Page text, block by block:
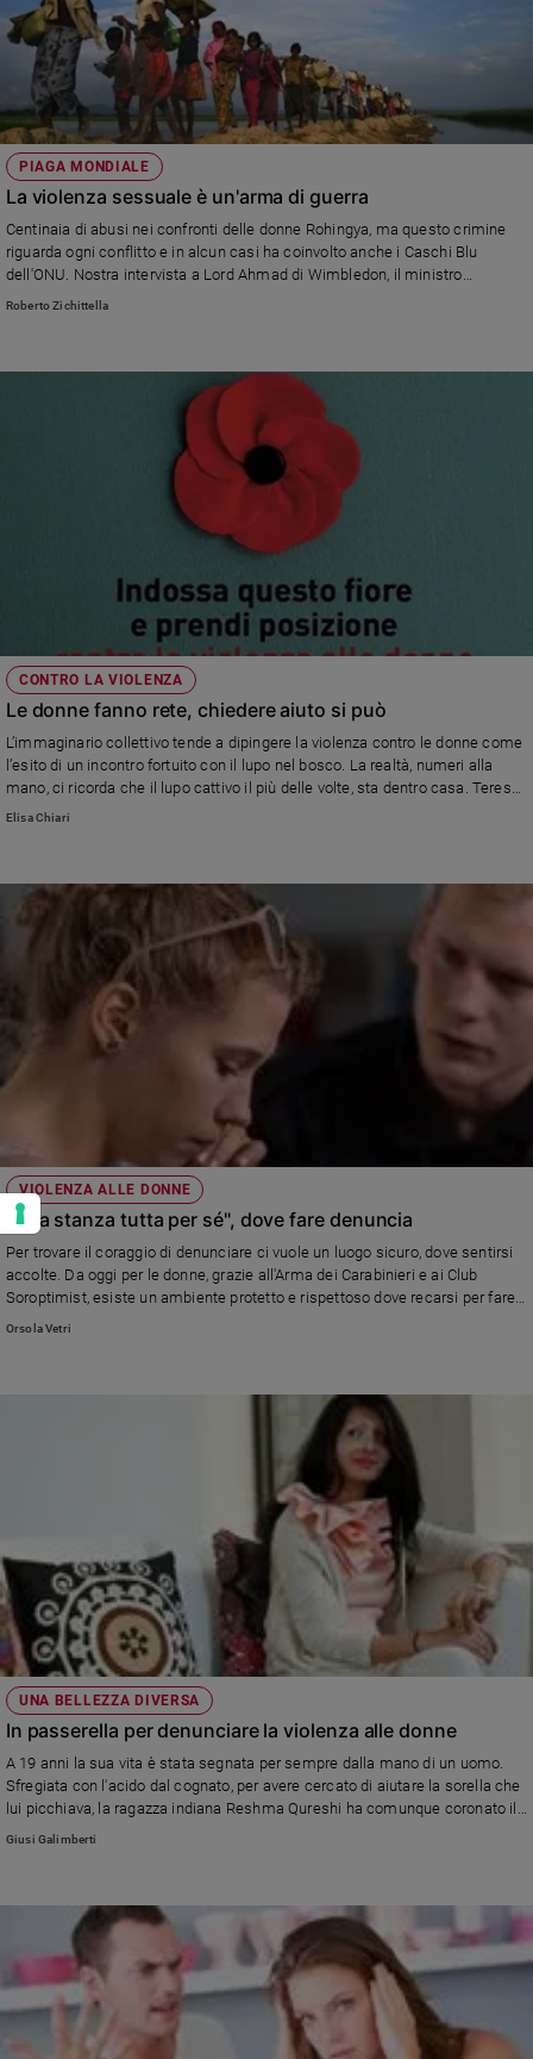
PIAGA MONDIALE
La violenza sessuale è un'arma di guerra
Centinaia di abusi nei confronti delle donne Rohingya, ma questo crimine
riguarda ogni conflitto e in alcun casi ha coinvolto anche i Caschi Blu
dell'ONU. Nostra intervista a Lord Ahmad di Wimbledon, il ministro
britannico incaricato di combattere questa piaga.
Roberto Zichittella
CONTRO LA VIOLENZA
Le donne fanno rete, chiedere aiuto si può
L’immaginario collettivo tende a dipingere la violenza contro le donne come
l’esito di un incontro fortuito con il lupo nel bosco. La realtà, numeri alla
mano, ci ricorda che il lupo cattivo il più delle volte, sta dentro casa. Teresa
Bruno del centro antiviolenza Artemisia ci spiega come chiedere aiuto
Elisa Chiari
VIOLENZA ALLE DONNE
"Una stanza tutta per sé", dove fare denuncia
Per trovare il coraggio di denunciare ci vuole un luogo sicuro, dove sentirsi
accolte. Da oggi per le donne, grazie all'Arma dei Carabinieri e ai Club
Soroptimist, esiste un ambiente protetto e rispettoso dove recarsi per fare
quel passo che può cambiare la vita
Orsola Vetri
UNA BELLEZZA DIVERSA
In passerella per denunciare la violenza alle donne
A 19 anni la sua vita è stata segnata per sempre dalla mano di un uomo.
Sfregiata con l'acido dal cognato, per avere cercato di aiutare la sorella che
lui picchiava, la ragazza indiana Reshma Qureshi ha comunque coronato il
suo sogno di indossare un abito da sogno e sfilare in una delle più
Giusi Galimberti